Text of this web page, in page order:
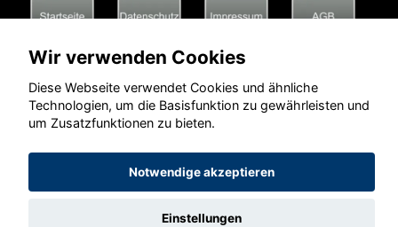
Wir verwenden Cookies
Diese Webseite verwendet Cookies und ähnliche
Technologien, um die Basisfunktion zu gewährleisten und
um Zusatzfunktionen zu bieten.
Notwendige akzeptieren
Einstellungen